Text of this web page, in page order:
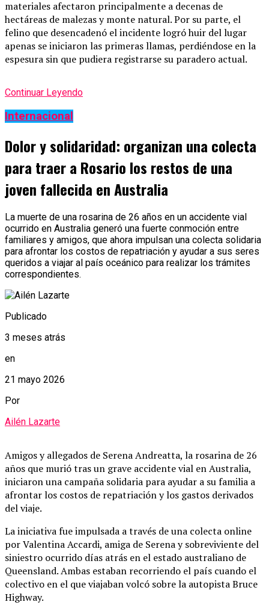
materiales afectaron principalmente a decenas de
hectáreas de malezas y monte natural. Por su parte, el
felino que desencadenó el incidente logró huir del lugar
apenas se iniciaron las primeras llamas, perdiéndose en la
espesura sin que pudiera registrarse su paradero actual.
Continuar Leyendo
Internacional
Dolor y solidaridad: organizan una colecta
para traer a Rosario los restos de una
joven fallecida en Australia
La muerte de una rosarina de 26 años en un accidente vial
ocurrido en Australia generó una fuerte conmoción entre
familiares y amigos, que ahora impulsan una colecta solidaria
para afrontar los costos de repatriación y ayudar a sus seres
queridos a viajar al país oceánico para realizar los trámites
correspondientes.
Publicado
3 meses atrás
en
21 mayo 2026
Por
Ailén Lazarte
Amigos y allegados de Serena Andreatta, la rosarina de 26
años que murió tras un grave accidente vial en Australia,
iniciaron una campaña solidaria para ayudar a su familia a
afrontar los costos de repatriación y los gastos derivados
del viaje.
La iniciativa fue impulsada a través de una colecta online
por Valentina Accardi, amiga de Serena y sobreviviente del
siniestro ocurrido días atrás en el estado australiano de
Queensland. Ambas estaban recorriendo el país cuando el
colectivo en el que viajaban volcó sobre la autopista Bruce
Highway.